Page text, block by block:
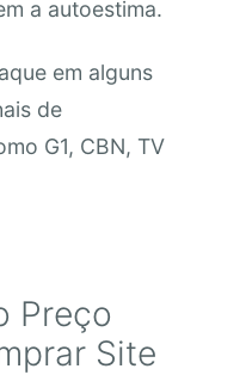
a autoestima.
em alguns
de
G1, CBN, TV
Preço
Site